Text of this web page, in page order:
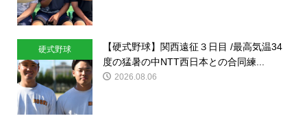
硬式野球
【硬式野球】関西遠征３日目 /最高気温34
度の猛暑の中NTT西日本との合同練...
2026.08.06